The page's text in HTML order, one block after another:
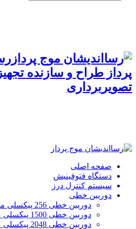
پرداز طراح و سازنده
تصویربرداری
صفحه اصلی
دستگاه فتوفینیش
سیستم کنترل درز
دوربین خطی
دوربین خطی 256 پیکسلی مدل RA-LSC-1402
دوربین خطی 1500 پیکسلی مدل RA-LSC-1103
دوربین خطی 2048 پیکسلی مدل RA-LSC-0551